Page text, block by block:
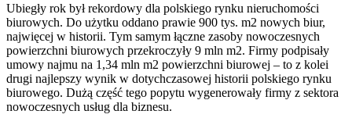
Ubiegły rok był rekordowy dla polskiego rynku nieruchomości
biurowych. Do użytku oddano prawie 900 tys. m2 nowych biur,
najwięcej w historii. Tym samym łączne zasoby nowoczesnych
powierzchni biurowych przekroczyły 9 mln m2. Firmy podpisały
umowy najmu na 1,34 mln m2 powierzchni biurowej – to z kolei
drugi najlepszy wynik w dotychczasowej historii polskiego rynku
biurowego. Dużą część tego popytu wygenerowały firmy z sektora
nowoczesnych usług dla biznesu.